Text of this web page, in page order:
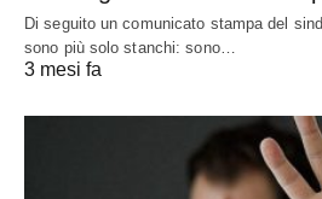
Di seguito un comunicato stampa del
sono più solo stanchi: sono…
3 mesi fa